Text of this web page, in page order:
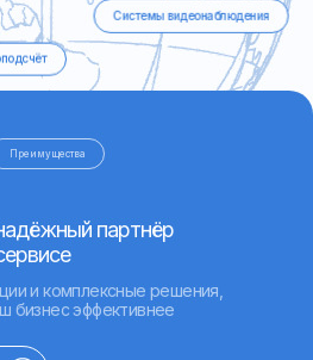
Преимущества
партнёр
и комплексные решения,
бизнес эффективнее